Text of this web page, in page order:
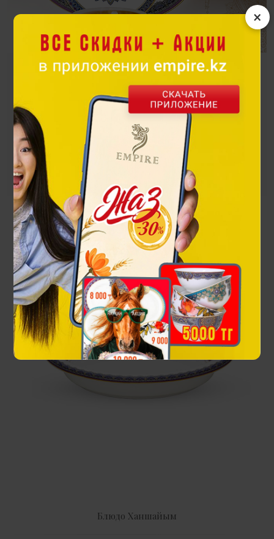
×
Ханшайым
Солнце - царица Неба, дарит свою лучистую энергию на
белоснежном фарфоре столового сервиза Ханшаим
Посмотреть
Блюдо Ханшайым